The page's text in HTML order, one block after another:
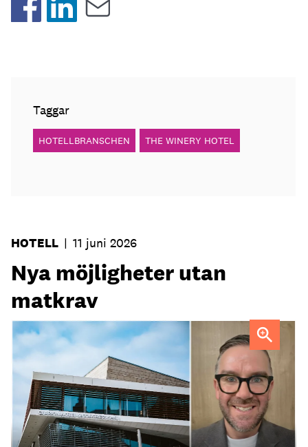
Taggar
HOTELLBRANSCHEN THE WINERY HOTEL
HOTELL | 11 juni 2026
Nya möjligheter utan
matkrav
Tobias Lillrud